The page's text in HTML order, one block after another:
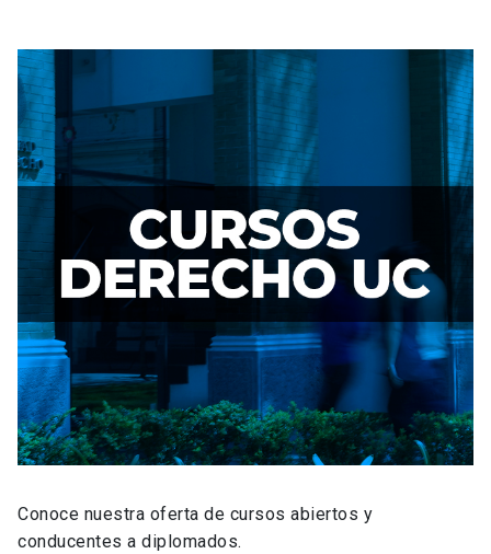
Conoce nuestra oferta de cursos abiertos y
conducentes a diplomados.